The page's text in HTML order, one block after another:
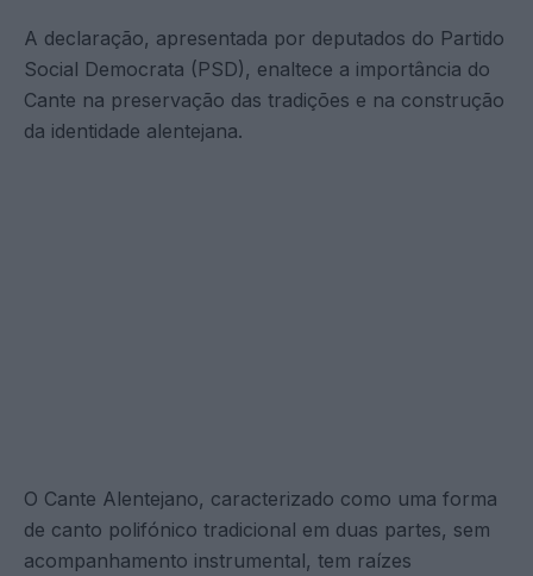
A declaração, apresentada por deputados do Partido
Social Democrata (PSD), enaltece a importância do
Cante na preservação das tradições e na construção
da identidade alentejana.
O Cante Alentejano, caracterizado como uma forma
de canto polifónico tradicional em duas partes, sem
acompanhamento instrumental, tem raízes